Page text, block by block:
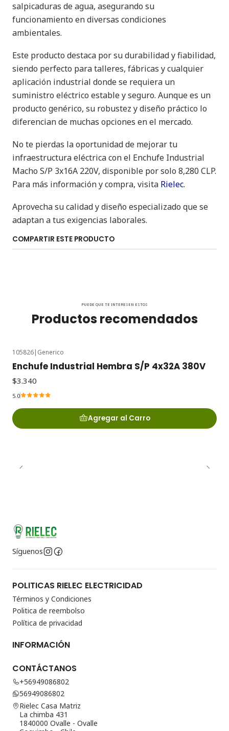
salpicaduras de agua, asegurando su
funcionamiento en diversas condiciones
ambientales.
Este producto destaca por su durabilidad y fiabilidad,
siendo perfecto para talleres, fábricas y cualquier
aplicación industrial donde se requiera un
suministro eléctrico estable y seguro. Aunque es un
producto genérico, su robustez y diseño práctico lo
diferencian de muchas opciones en el mercado.
No te pierdas la oportunidad de mejorar tu
infraestructura eléctrica con el Enchufe Industrial
Macho S/P 3x16A 220V, disponible por solo 8,280 CLP.
Para más información y compra, visita Rielec.
Aprovecha su calidad y diseño especializado que se
adaptan a tus exigencias laborales.
COMPARTIR ESTE PRODUCTO
PUEDE QUE TE INTERESEN ESTOS
Productos recomendados
105826| Generico
Enchufe Industrial Hembra S/P 4x32A 380V
$3.340
5.0
Agregar al Carro
Síguenos
POLITICAS RIELEC ELECTRICIDAD
Términos y Condiciones
Politica de reembolso
Política de privacidad
INFORMACIÓN
CONTÁCTANOS
+56949086802
56949086802
Rielec Casa Matriz
La chimba 431
1840000 Ovalle - Ovalle